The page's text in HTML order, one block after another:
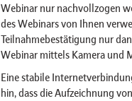
Webinar nur nachvollzogen
des Webinars von Ihnen
Teilnahmebestätigung nur
Webinar mittels Kamera und
Eine stabile
hin, dass die Aufzeichnung